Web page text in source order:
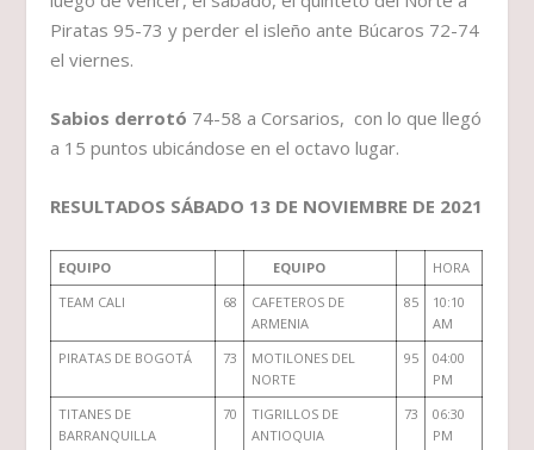
Piratas 95-73 y perder el isleño ante Búcaros 72-74
el viernes.
Sabios derrotó 74-58 a Corsarios, con lo que llegó
a 15 puntos ubicándose en el octavo lugar.
RESULTADOS SÁBADO 13 DE NOVIEMBRE DE 2021
EQUIPO EQUIPO
HORA
TEAM CALI
68
CAFETEROS DE
ARMENIA
85
10:10
AM
PIRATAS DE BOGOTÁ
73
MOTILONES DEL
NORTE
95
04:00
PM
TITANES DE
BARRANQUILLA
70
TIGRILLOS DE
ANTIOQUIA
73
06:30
PM